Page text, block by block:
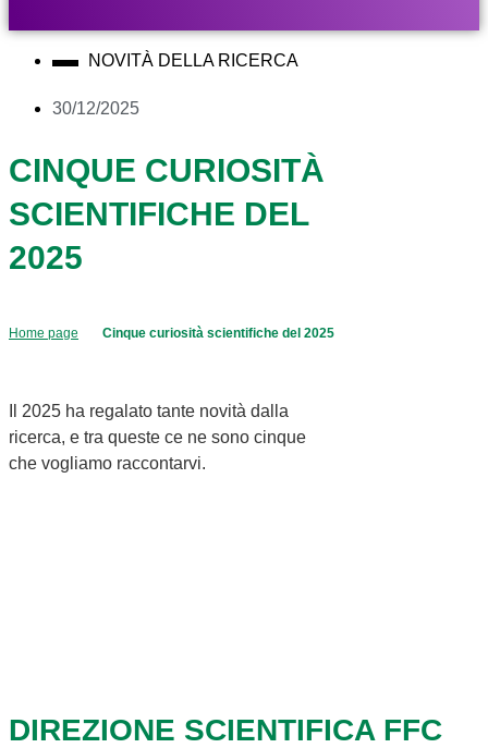
NOVITÀ DELLA RICERCA
30/12/2025
CINQUE CURIOSITÀ
SCIENTIFICHE DEL
2025
Home page Cinque curiosità scientifiche del 2025
Il 2025 ha regalato tante novità dalla
ricerca, e tra queste ce ne sono cinque
che vogliamo raccontarvi.
DIREZIONE SCIENTIFICA FFC